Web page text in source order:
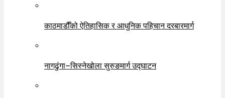
काठमाडौँको ऐतिहासिक र आधुनिक पहिचान दरबारमार्ग
नागढुंगा–सिस्नेखोला सुरुङमार्ग उद्घाटन